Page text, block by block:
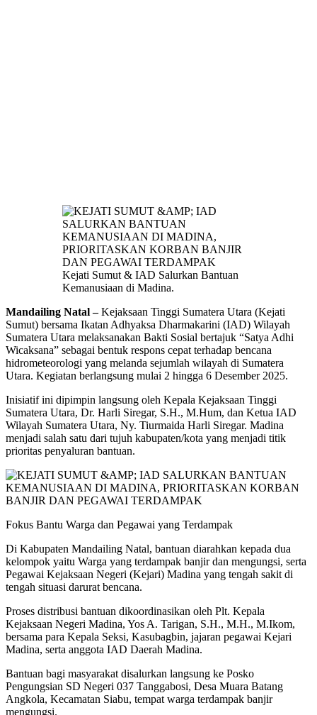
Kejati Sumut & IAD Salurkan Bantuan
Kemanusiaan di Madina.
Mandailing Natal –Kejaksaan Tinggi Sumatera Utara (Kejati
Sumut) bersama Ikatan Adhyaksa Dharmakarini (IAD) Wilayah
Sumatera Utara melaksanakan Bakti Sosial bertajuk “Satya Adhi
Wicaksana” sebagai bentuk respons cepat terhadap bencana
hidrometeorologi yang melanda sejumlah wilayah di Sumatera
Utara. Kegiatan berlangsung mulai 2 hingga 6 Desember 2025.
Inisiatif ini dipimpin langsung oleh Kepala Kejaksaan Tinggi
Sumatera Utara, Dr. Harli Siregar, S.H., M.Hum, dan Ketua IAD
Wilayah Sumatera Utara, Ny. Tiurmaida Harli Siregar. Madina
menjadi salah satu dari tujuh kabupaten/kota yang menjadi titik
prioritas penyaluran bantuan.
Fokus Bantu Warga dan Pegawai yang Terdampak
Di Kabupaten Mandailing Natal, bantuan diarahkan kepada dua
kelompok yaitu Warga yang terdampak banjir dan mengungsi, serta
Pegawai Kejaksaan Negeri (Kejari) Madina yang tengah sakit di
tengah situasi darurat bencana.
Proses distribusi bantuan dikoordinasikan oleh Plt. Kepala
Kejaksaan Negeri Madina, Yos A. Tarigan, S.H., M.H., M.Ikom,
bersama para Kepala Seksi, Kasubagbin, jajaran pegawai Kejari
Madina, serta anggota IAD Daerah Madina.
Bantuan bagi masyarakat disalurkan langsung ke Posko
Pengungsian SD Negeri 037 Tanggabosi, Desa Muara Batang
Angkola, Kecamatan Siabu, tempat warga terdampak banjir
mengungsi.